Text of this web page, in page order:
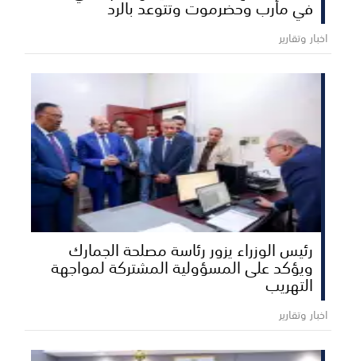
في مأرب وحضرموت وتتوعد بالرد
اخبار وتقارير
رئيس الوزراء يزور رئاسة مصلحة الجمارك
ويؤكد على المسؤولية المشتركة لمواجهة
التهريب
اخبار وتقارير